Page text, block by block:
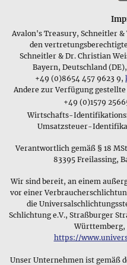
großes Sortiment und so
jedem Schmuckstück
wir uns für diesen
sicher, dass unsere
Informationen, die sie zum
des jeweiligen
Kaufentscheidung
Begonnen haben wir
Schmuckstücken aus edlen
als Anhänger mit Schlaufe
wichtigen Teil unseres
mittlerweile um diverse
Schmuckstücke aus
aber auch Glas, Messing
Schwerpunkt sind keltische
mythologischen oder
kommen auch moderne
Materialien wie z.B.
Vordergrund: Es gibt z.B.
bestimmte Halskette oder
bei uns üblich ist, Eheringe
Zusammengehörigkeit zu
Kulturen finden sich daher
bestimmten
seinen Status innerhalb der
diesen Zweck aufgrund
erfüllen, die für ihren
Magische Zeichen als
Avalon's Treasury, Schneitler &
den
Schneitler & Dr. Christian
Bayern, Deutschland
+49 (0)8654 457 9623 9,
Andere zur Verfügung
+49 (0)1579
Wirtschafts-
Umsatzsteuer-
Verantwortlich gemäß § 18
83395 Freilassing,
Wir sind bereit, an einem
vor einer
die
Schlichtung e.V., Straßburger
Württemberg,
https://
Unser Unternehmen ist gemäß